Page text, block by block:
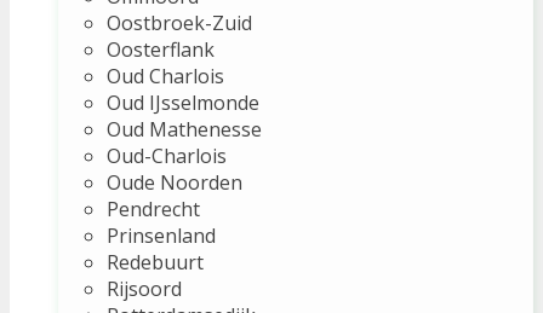
Oostbroek-Zuid
Oosterflank
Oud Charlois
Oud IJsselmonde
Oud Mathenesse
Oud-Charlois
Oude Noorden
Pendrecht
Prinsenland
Redebuurt
Rijsoord